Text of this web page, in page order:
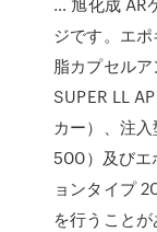
ジです。エ
脂カプセルア
SUPER LL
カー）、注
500）及びエ
ョンタイプ
を行うこと